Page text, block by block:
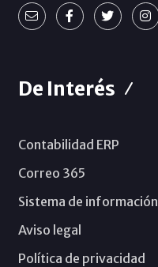
De Interés
Contabilidad ERP
Correo 365
Sistema de información
Aviso legal
Política de privacidad